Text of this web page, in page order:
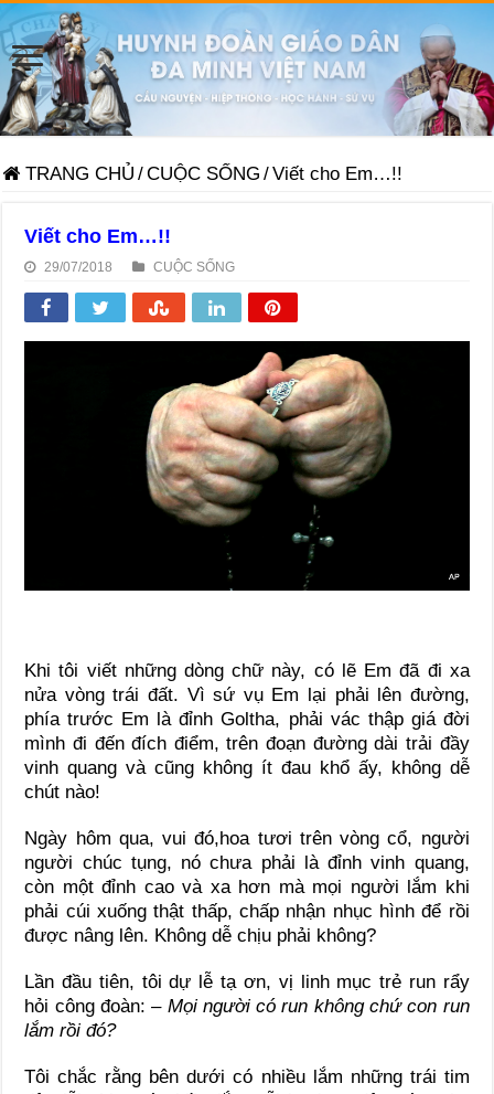
TRANG CHỦ /CUỘC SỐNG /Viết cho Em…!!
Viết cho Em…!!
29/07/2018 CUỘC SỐNG
Khi tôi viết những dòng chữ này, có lẽ Em đã đi xa
nửa vòng trái đất. Vì sứ vụ Em lại phải lên đường,
phía trước Em là đỉnh Goltha, phải vác thập giá đời
mình đi đến đích điểm, trên đoạn đường dài trải đầy
vinh quang và cũng không ít đau khổ ấy, không dễ
chút nào!
Ngày hôm qua, vui đó,hoa tươi trên vòng cổ, người
người chúc tụng, nó chưa phải là đỉnh vinh quang,
còn một đỉnh cao và xa hơn mà mọi người lắm khi
phải cúi xuống thật thấp, chấp nhận nhục hình để rồi
được nâng lên. Không dễ chịu phải không?
Lần đầu tiên, tôi dự lễ tạ ơn, vị linh mục trẻ run rẩy
hỏi công đoàn:– Mọi người có run không chứ con run
lắm rồi đó?
Tôi chắc rằng bên dưới có nhiều lắm những trái tim